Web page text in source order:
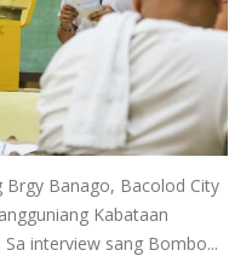
Brgy Banago, Bacolod City
Kabataan
interview sang Bombo...